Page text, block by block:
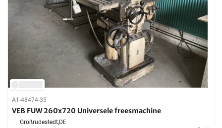
A1-48474-35
VEB FUW 260x720 Universele freesmachine
Großrudestedt,DE